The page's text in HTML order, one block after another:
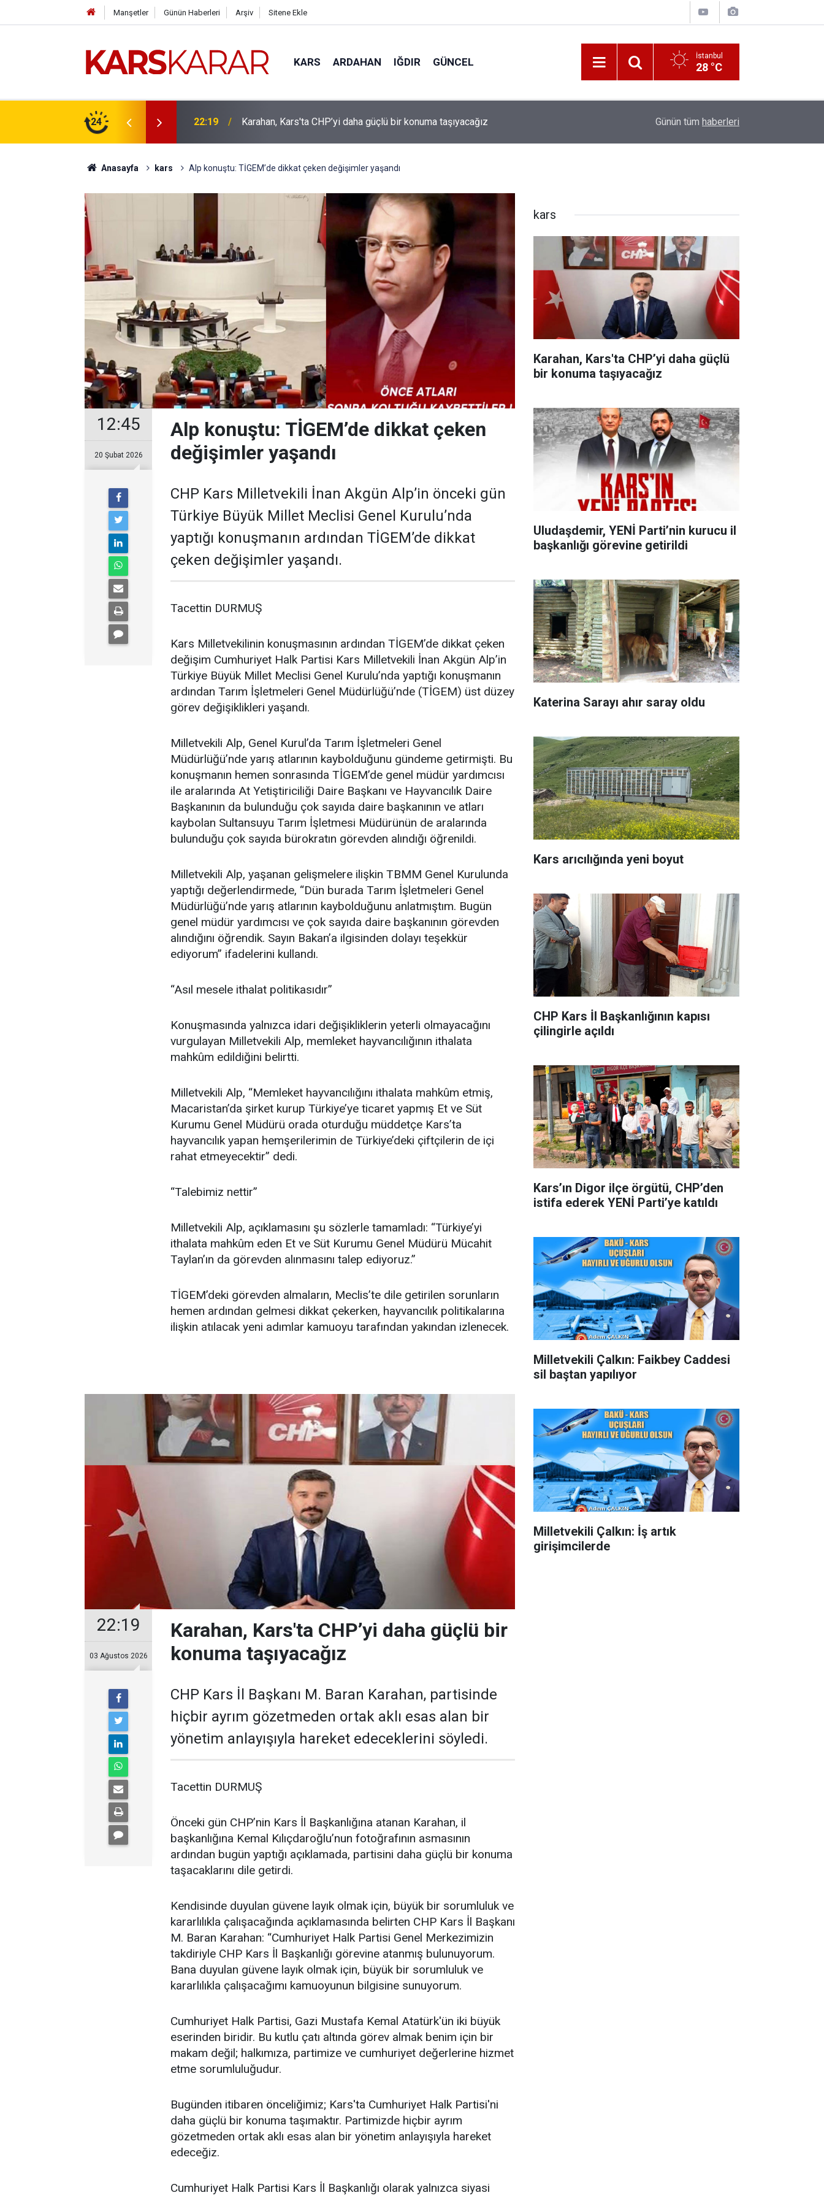
Manşetler Günün Haberleri Arşiv Sitene Ekle
KARS ARDAHAN IĞDIR GÜNCEL İstanbul
28 °C
24
bir konuma taşıyacağız 16:15 Uludaşdemir, YENİ Parti’nin kurucu il başkanlığı görevine getirildi Katerina Sarayı ahır saray oldu
Günün tüm haberleri
Anasayfa kars Alp konuştu: TİGEM’de dikkat çeken değişimler yaşandı
12:45
20 Şubat 2026
Alp konuştu: TİGEM’de dikkat çeken
değişimler yaşandı
CHP Kars Milletvekili İnan Akgün Alp’in önceki gün
Türkiye Büyük Millet Meclisi Genel Kurulu’nda
yaptığı konuşmanın ardından TİGEM’de dikkat
çeken değişimler yaşandı.
Tacettin DURMUŞ
Kars Milletvekilinin konuşmasının ardından TİGEM’de dikkat çeken
değişim Cumhuriyet Halk Partisi Kars Milletvekili İnan Akgün Alp’in
Türkiye Büyük Millet Meclisi Genel Kurulu’nda yaptığı konuşmanın
ardından Tarım İşletmeleri Genel Müdürlüğü’nde (TİGEM) üst düzey
görev değişiklikleri yaşandı.
Milletvekili Alp, Genel Kurul’da Tarım İşletmeleri Genel
Müdürlüğü’nde yarış atlarının kaybolduğunu gündeme getirmişti. Bu
konuşmanın hemen sonrasında TİGEM’de genel müdür yardımcısı
ile aralarında At Yetiştiriciliği Daire Başkanı ve Hayvancılık Daire
Başkanının da bulunduğu çok sayıda daire başkanının ve atları
kaybolan Sultansuyu Tarım İşletmesi Müdürünün de aralarında
bulunduğu çok sayıda bürokratın görevden alındığı öğrenildi.
Milletvekili Alp, yaşanan gelişmelere ilişkin TBMM Genel Kurulunda
yaptığı değerlendirmede, “Dün burada Tarım İşletmeleri Genel
Müdürlüğü’nde yarış atlarının kaybolduğunu anlatmıştım. Bugün
genel müdür yardımcısı ve çok sayıda daire başkanının görevden
alındığını öğrendik. Sayın Bakan’a ilgisinden dolayı teşekkür
ediyorum” ifadelerini kullandı.
“Asıl mesele ithalat politikasıdır”
Konuşmasında yalnızca idari değişikliklerin yeterli olmayacağını
vurgulayan Milletvekili Alp, memleket hayvancılığının ithalata
mahkûm edildiğini belirtti.
Milletvekili Alp, “Memleket hayvancılığını ithalata mahkûm etmiş,
Macaristan’da şirket kurup Türkiye’ye ticaret yapmış Et ve Süt
Kurumu Genel Müdürü orada oturduğu müddetçe Kars’ta
hayvancılık yapan hemşerilerimin de Türkiye’deki çiftçilerin de içi
rahat etmeyecektir” dedi.
“Talebimiz nettir”
Milletvekili Alp, açıklamasını şu sözlerle tamamladı: “Türkiye’yi
ithalata mahkûm eden Et ve Süt Kurumu Genel Müdürü Mücahit
Taylan’ın da görevden alınmasını talep ediyoruz.”
TİGEM’deki görevden almaların, Meclis’te dile getirilen sorunların
hemen ardından gelmesi dikkat çekerken, hayvancılık politikalarına
ilişkin atılacak yeni adımlar kamuoyu tarafından yakından izlenecek.
22:19
03 Ağustos 2026
Karahan, Kars'ta CHP’yi daha güçlü bir
konuma taşıyacağız
CHP Kars İl Başkanı M. Baran Karahan, partisinde
hiçbir ayrım gözetmeden ortak aklı esas alan bir
yönetim anlayışıyla hareket edeceklerini söyledi.
Tacettin DURMUŞ
Önceki gün CHP’nin Kars İl Başkanlığına atanan Karahan, il
başkanlığına Kemal Kılıçdaroğlu’nun fotoğrafının asmasının
ardından bugün yaptığı açıklamada, partisini daha güçlü bir konuma
taşacaklarını dile getirdi.
Kendisinde duyulan güvene layık olmak için, büyük bir sorumluluk ve
kararlılıkla çalışacağında açıklamasında belirten CHP Kars İl Başkanı
M. Baran Karahan: “Cumhuriyet Halk Partisi Genel Merkezimizin
takdiriyle CHP Kars İl Başkanlığı görevine atanmış bulunuyorum.
Bana duyulan güvene layık olmak için, büyük bir sorumluluk ve
kararlılıkla çalışacağımı kamuoyunun bilgisine sunuyorum.
Cumhuriyet Halk Partisi, Gazi Mustafa Kemal Atatürk'ün iki büyük
eserinden biridir. Bu kutlu çatı altında görev almak benim için bir
makam değil; halkımıza, partimize ve cumhuriyet değerlerine hizmet
etme sorumluluğudur.
Bugünden itibaren önceliğimiz; Kars'ta Cumhuriyet Halk Partisi'ni
daha güçlü bir konuma taşımaktır. Partimizde hiçbir ayrım
gözetmeden ortak aklı esas alan bir yönetim anlayışıyla hareket
edeceğiz.
Cumhuriyet Halk Partisi Kars İl Başkanlığı olarak yalnızca siyasi
kars
Karahan, Kars'ta CHP’yi daha güçlü
bir konuma taşıyacağız
Uludaşdemir, YENİ Parti’nin kurucu il
başkanlığı görevine getirildi
Katerina Sarayı ahır saray oldu
Kars arıcılığında yeni boyut
CHP Kars İl Başkanlığının kapısı
çilingirle açıldı
Kars’ın Digor ilçe örgütü, CHP’den
istifa ederek YENİ Parti’ye katıldı
Milletvekili Çalkın: Faikbey Caddesi
sil baştan yapılıyor
Milletvekili Çalkın: İş artık
girişimcilerde